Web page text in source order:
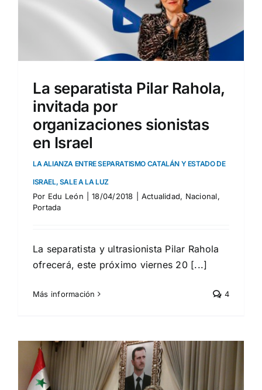
La separatista Pilar Rahola,
invitada por
organizaciones sionistas
en Israel
LA ALIANZA ENTRE SEPARATISMO CATALÁN Y ESTADO DE
ISRAEL, SALE A LA LUZ
Por Edu León 18/04/2018 Actualidad, Nacional,
Portada
La separatista y ultrasionista Pilar Rahola
ofrecerá, este próximo viernes 20 [...]
Más información 4